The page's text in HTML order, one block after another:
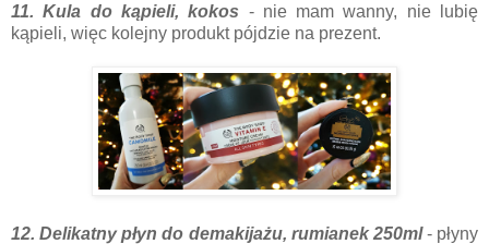
11. Kula do kąpieli, kokos - nie mam wanny, nie lubię
kąpieli, więc kolejny produkt pójdzie na prezent.
12. Delikatny płyn do demakijażu, rumianek 250ml- płyny